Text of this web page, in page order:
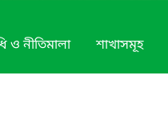
ও নীতিমালা শাখাসমূহ